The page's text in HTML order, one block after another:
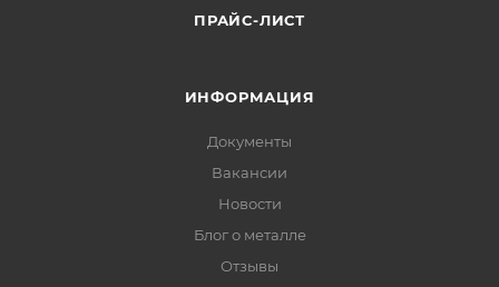
ПРАЙС-ЛИСТ
ИНФОРМАЦИЯ
Документы
Вакансии
Новости
Блог о металле
Отзывы